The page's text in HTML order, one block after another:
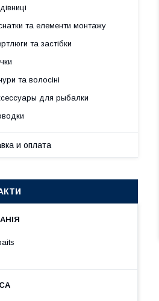
та елементи монтажу
та застібки
та волосіні
для рыбалки
и оплата